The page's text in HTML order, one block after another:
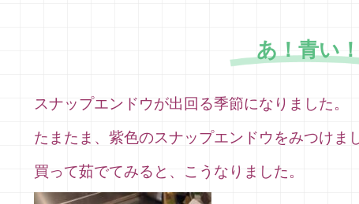
あ！青い！
スナップエンドウが出回る季節になりました。
たまたま、紫色のスナップエンドウをみつけま
買って茹でてみると、こうなりました。